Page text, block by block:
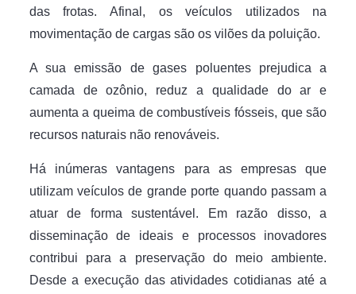
das frotas. Afinal, os veículos utilizados na
movimentação de cargas são os vilões da poluição.
A sua emissão de gases poluentes prejudica a
camada de ozônio, reduz a qualidade do ar e
aumenta a queima de combustíveis fósseis, que são
recursos naturais não renováveis.
Há inúmeras vantagens para as empresas que
utilizam veículos de grande porte quando passam a
atuar de forma sustentável. Em razão disso, a
disseminação de ideais e processos inovadores
contribui para a preservação do meio ambiente.
Desde a execução das atividades cotidianas até a